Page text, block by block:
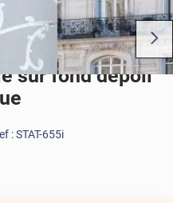
sur fond dépoli
:STAT-655i